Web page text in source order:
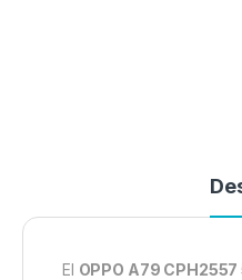
El OPPO A79 CPH2557